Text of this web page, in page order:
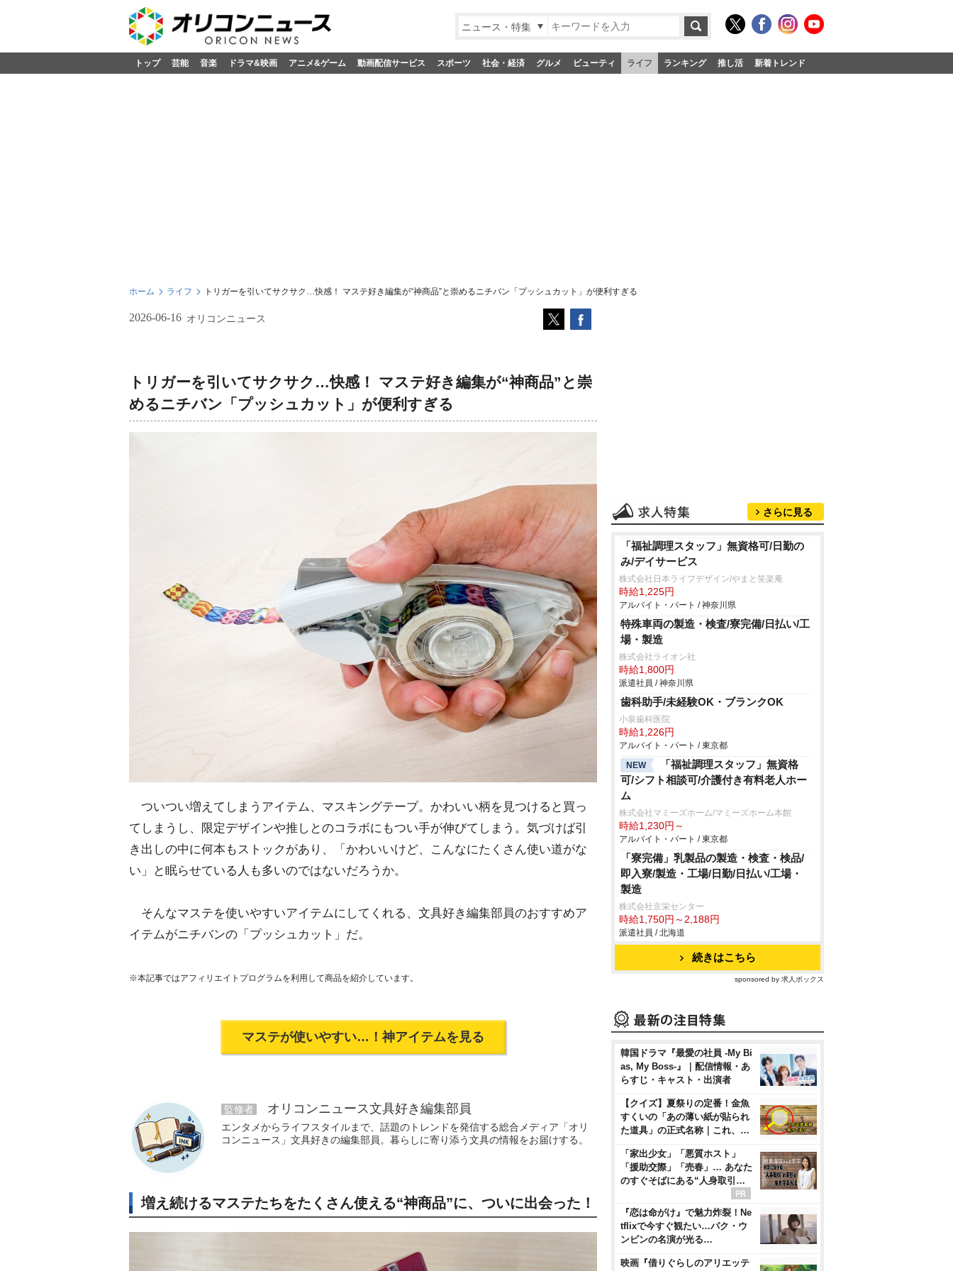
ニュース・特集
トップ 芸能 音楽 ドラマ&映画 アニメ&ゲーム 動画配信サービス スポーツ 社会・経済 グルメ ビューティ ライフ ランキング 推し活 新着トレンド
ホーム ライフ トリガーを引いてサクサク…快感！ マステ好き編集が“神商品”と崇めるニチバン「プッシュカット」が便利すぎる
2026-06-16 オリコンニュース
トリガーを引いてサクサク…快感！ マステ好き編集が“神商品”と崇
めるニチバン「プッシュカット」が便利すぎる
ついつい増えてしまうアイテム、マスキングテープ。かわいい柄を見つけると買っ
てしまうし、限定デザインや推しとのコラボにもつい手が伸びてしまう。気づけば引
き出しの中に何本もストックがあり、「かわいいけど、こんなにたくさん使い道がな
い」と眠らせている人も多いのではないだろうか。
そんなマステを使いやすいアイテムにしてくれる、文具好き編集部員のおすすめア
イテムがニチバンの「プッシュカット」だ。
※本記事ではアフィリエイトプログラムを利用して商品を紹介しています。
マステが使いやすい…！神アイテムを見る
監修者 オリコンニュース文具好き編集部員
エンタメからライフスタイルまで、話題のトレンドを発信する総合メディア「オリ
コンニュース」文具好きの編集部員。暮らしに寄り添う文具の情報をお届けする。
増え続けるマステたちをたくさん使える“神商品”に、ついに出会った！
さらに見る
「福祉調理スタッフ」無資格可/日勤の
み/デイサービス
株式会社日本ライフデザイン/やまと笑楽庵
時給1,225円
アルバイト・パート / 神奈川県
特殊車両の製造・検査/寮完備/日払い/工
場・製造
株式会社ライオン社
時給1,800円
派遣社員 / 神奈川県
歯科助手/未経験OK・ブランクOK
小泉歯科医院
時給1,226円
アルバイト・パート / 東京都
NEW
「福祉調理スタッフ」無資格
可/シフト相談可/介護付き有料老人ホー
ム
株式会社マミーズホーム/マミーズホーム本館
時給1,230円～
アルバイト・パート / 東京都
「寮完備」乳製品の製造・検査・検品/
即入寮/製造・工場/日勤/日払い/工場・
製造
株式会社京栄センター
時給1,750円～2,188円
派遣社員 / 北海道
続きはこちら
sponsored by 求人ボックス
韓国ドラマ『最愛の社員 -My Bi
as, My Boss-』｜配信情報・あ
らすじ・キャスト・出演者
【クイズ】夏祭りの定番！金魚
すくいの「あの薄い紙が貼られ
た道具」の正式名称｜これ、…
「家出少女」「悪質ホスト」
「援助交際」「売春」… あなた
のすぐそばにある“人身取引…
『恋は命がけ』で魅力炸裂！Ne
tflixで今すぐ観たい…パク・ウ
ンビンの名演が光る…
映画『借りぐらしのアリエッテ